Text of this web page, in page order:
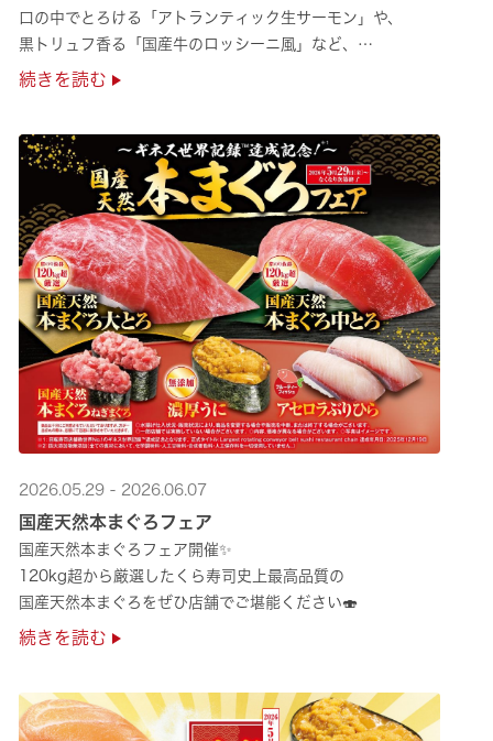
口の中でとろける「アトランティック生サーモン」や、
黒トリュフ香る「国産牛のロッシーニ風」など、
圧倒的な贅沢感をぜひ店舗でご堪能ください🍣
続きを読む
2026.05.29 - 2026.06.07
国産天然本まぐろフェア
国産天然本まぐろフェア開催✨
120kg超から厳選したくら寿司史上最高品質の
国産天然本まぐろをぜひ店舗でご堪能ください🍣
続きを読む